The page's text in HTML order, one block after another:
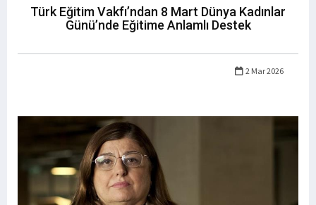
Türk Eğitim Vakfı’ndan 8 Mart Dünya Kadınlar
Günü’nde Eğitime Anlamlı Destek
2 Mar 2026